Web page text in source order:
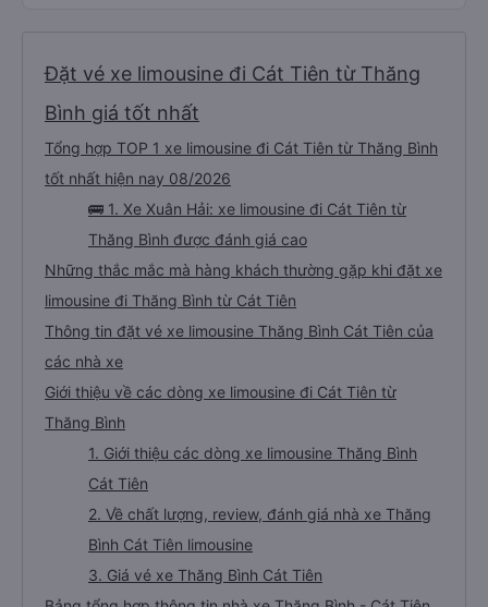
Đặt vé xe limousine đi Cát Tiên từ Thăng
Bình giá tốt nhất
Tổng hợp TOP 1 xe limousine đi Cát Tiên từ Thăng Bình
tốt nhất hiện nay 08/2026
🚌 1. Xe Xuân Hải: xe limousine đi Cát Tiên từ
Thăng Bình được đánh giá cao
Những thắc mắc mà hàng khách thường gặp khi đặt xe
limousine đi Thăng Bình từ Cát Tiên
Thông tin đặt vé xe limousine Thăng Bình Cát Tiên của
các nhà xe
Giới thiệu về các dòng xe limousine đi Cát Tiên từ
Thăng Bình
1. Giới thiệu các dòng xe limousine Thăng Bình
Cát Tiên
2. Về chất lượng, review, đánh giá nhà xe Thăng
Bình Cát Tiên limousine
3. Giá vé xe Thăng Bình Cát Tiên